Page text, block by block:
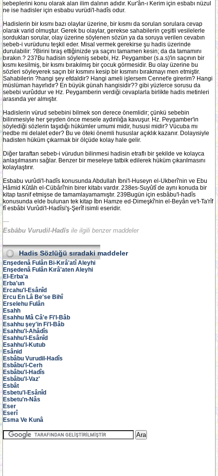
sebeplerini konu olarak alan ilim dalının adıdır. Kur'ân-ı Kerim için esbabı nüzul
ne ise hadisler için esbabu vurüdi'l-hadîs odur.
Hadislerin bir kısmı bazı olaylar üzerine, bir kısmı da sorulan sorulara cevap
olarak varid olmuştur. Gerek bu olaylar, gerekse sahabilerin çeşitli vesilelerle
sordukları sorular, olay üzerine söylenen sözün ya da soruya verilen cevabın
sebeb-i vurüdunu teşkil eder. Misal vermek gerekirse şu hadis üzerinde
durulabilir: ?Birini tıraş ettiğinizde ya saçını tamamen kesin; da da tamamını
bırakın.? 237Bu hadisin söyleniş sebebi, Hz. Peygamber (s.a.s)'in saçının bir
kısmı kesilmiş, bir kısmı bırakılmış bir çocuk görmesidir. Bu olay üzerine bu
sözleri söyleyerek saçın bir kısmını kesip bir kısmını bırakmayı men etmiştir.
Sahabilerin ?hangi şey efdaldir? Hangi ameli işlersem Cennet'e girerim? Hangi
müslüman hayırlıdır? En büyük günah hangisidir?? gibi yüzlerce sorusu da
sebebi vurûddur ve Hz. Peygamberin verdiği cevaplarla birlikte hadis metinleri
arasında yer almıştır.
Hadislerin vürud sebebini bilmek son derece önemlidir; çünkü sebebin
bilinmesiyle her şeyden önce mesele aydınlığa kavuşur. Hz. Peygamber'in
söylediği sözlerin taşıdığı hükümler umumi midir, hususi midir? Vücuba mı
nedbe mi delalet eder? Bu ve öteki önemli hususlar açıklık kazanır. Dolayısiyle
hadisten hüküm çıkarmak bir ölçüde kolay hale gelir.
Diğer taraftan sebeb-i vürudun bilinmesi hadisin etraflı bir şekilde ve kolayca
anlaşılmasını sağlar. Benzer bir meseleye tatbik edilerek hüküm çıkarılmasını
kolaylaştırır.
Esbabu vurûdi'l-hadîs konusunda Abdullah İbni'l-Huseyn el-Ukberî'nin ve Ebu
Hâmid Kûtâh el-Cübârî'nin birer kitabı vardır. 238es-Suyûtî de aynı konuda bir
kitap tasnif etmişse de tamamlayamamıştır. 239Bugün için esbâbu'l-hadîs
konusunda elde bulunan tek kitap İbn Hamze ed-Dimeşkî'nin el-Beyân ve't-Ta'rîf
fî esbâbi Vurûdi'l-Hadîsi'ş-Şerîf isimli eseridir.
---
Esbâbu Vurudil-Hadîs ile ilgili benzer maddeler
Hadis Sözlüğü sıradaki maddeler
Enşedenâ Fulân Bi-Kırâ'atî Aleyhi
Enşedenâ Fulân Kırâ'aten Aleyhi
El-Erba'a
Erba'un
Ercahu'l-Esânîd
Ercu En Lâ Be'se Bihî
Erselehu Fulân
Esahh
Esahhu Mâ Câ'e Fi'l-Bâb
Esahhu şey'in Fi'l-Bâb
Esahhu'l-Ahâdîs
Esahhu'l-Esânîd
Esahhu'l-Kutub
Esânid
Esbâbu Vurudil-Hadîs
Esbâbu'l-Cerh
Esbâbu'l-Hadîs
Esbâbu'l-Vaz'
Esbât
Esbetu'l-Esânîd
Esbetu'n-Nâs
Eser
Eserî
Esma Ve Kunâ